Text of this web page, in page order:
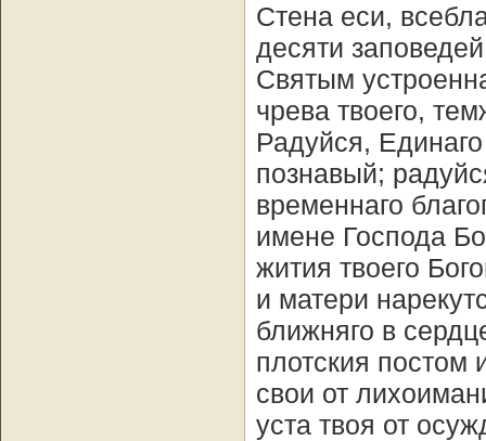
Стена еси,
десяти
Святым
чрева твоего,
Радуйся,
познавый;
временнаго
имене Господа
жития твоего
и матери
ближняго в
плотския постом
свои от
уста твоя от